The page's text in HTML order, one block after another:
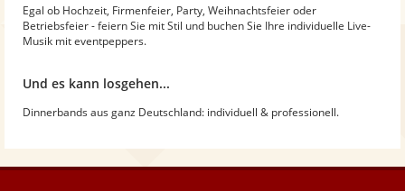
Egal ob Hochzeit, Firmenfeier, Party, Weihnachtsfeier oder
Betriebsfeier - feiern Sie mit Stil und buchen Sie Ihre individuelle Live-
Musik mit eventpeppers.
Und es kann losgehen...
Dinnerbands aus ganz Deutschland: individuell & professionell.